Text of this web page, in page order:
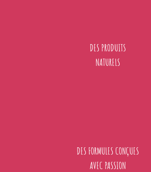
DES PRODUITS
NATURELS
DES FORMULES CONÇUES
AVEC PASSION